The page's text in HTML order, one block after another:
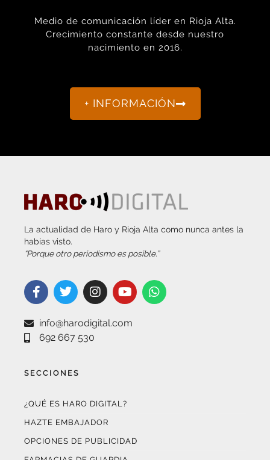
Medio de comunicación líder en Rioja Alta.
Crecimiento constante desde nuestro
nacimiento en 2016.
+ INFORMACIÓN
La actualidad de Haro y Rioja Alta como nunca antes la
habías visto.
“Porque otro periodismo es posible.”
info@harodigital.com
692 667 530
SECCIONES
¿QUÉ ES HARO DIGITAL?
HAZTE EMBAJADOR
OPCIONES DE PUBLICIDAD